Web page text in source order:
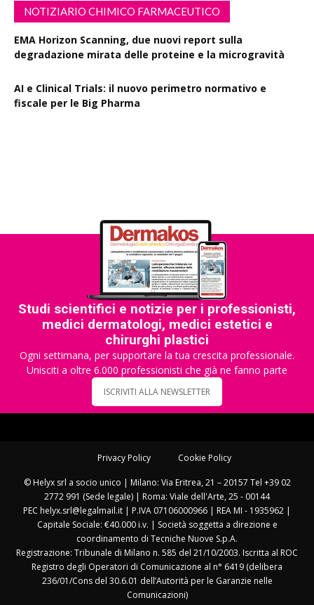
NOTIZIARIO CHIMICO FARMACEUTICO
EMA Horizon Scanning, due nuovi report sulla
degradazione mirata delle proteine e la microgravità
AI e Clinical Trials: il nuovo perimetro normativo e
fiscale per le Big Pharma
Studi scientifici e notizie per i professionisti,
medici dermatologi, medici estetici e
chirurghi plastici
Ogni settimana, per supportare la tua crescita professionale.
Unisciti a oltre 6.000 professionisti che già ne fanno parte
ISCRIVITI ALLA NEWSLETTER
Privacy Policy Cookie Policy
© Helyx srl a socio unico | Milano: Via Eritrea, 21 – 20157 Tel +39 02
2772 991 (Sede legale) | Roma: Viale dell'Arte, 25 - 00144
PEC helyx.srl@legalmail.it | P.IVA 07106000966 | REA MI - 1935962 |
Capitale Sociale: €40.000 i.v. | Società soggetta a direzione e
coordinamento di Tecniche Nuove S.p.A.
Registrazione: Tribunale di Milano n. 585 del 21/10/2003. Iscritta al ROC
Registro degli Operatori di Comunicazione al n° 6419 (delibera
236/01/Cons del 30.6.01 dell’Autorità per le Garanzie nelle
Comunicazioni)